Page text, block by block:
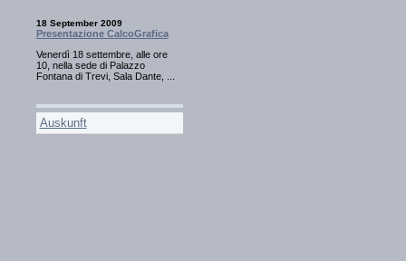
18 September 2009
Presentazione CalcoGrafica
Venerdì 18 settembre, alle ore
10, nella sede di Palazzo
Fontana di Trevi, Sala Dante, ...
Auskunft